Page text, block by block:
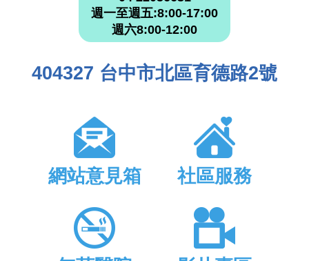
週一至週五:8:00-17:00
週六8:00-12:00
404327 台中市北區育德路2號
網站意見箱 社區服務